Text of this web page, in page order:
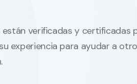
están verificadas y certificadas
experiencia para ayudar a